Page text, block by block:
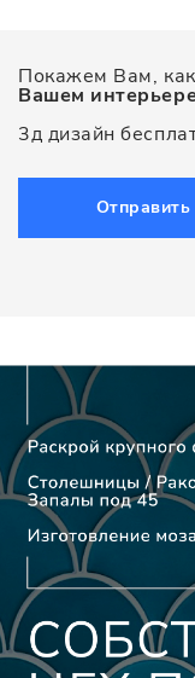
Покажем Вам, как
Вашем
3д дизайн
Отправить